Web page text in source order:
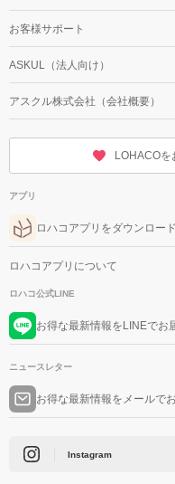
お客様サポート
ASKUL（法人向け）
アスクル株式会社（会社概要）
LOHACO
アプリ
ロハコアプリをダウンロード
ロハコアプリについて
ロハコ公式LINE
お得な最新情報をLINEでお
ニュースレター
お得な最新情報をメールで
Instagram